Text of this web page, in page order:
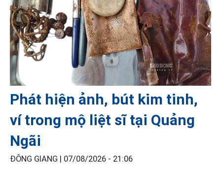
Phát hiện ảnh, bút kim tinh,
ví trong mộ liệt sĩ tại Quảng
Ngãi
ĐÔNG GIANG | 07/08/2026 - 21:06